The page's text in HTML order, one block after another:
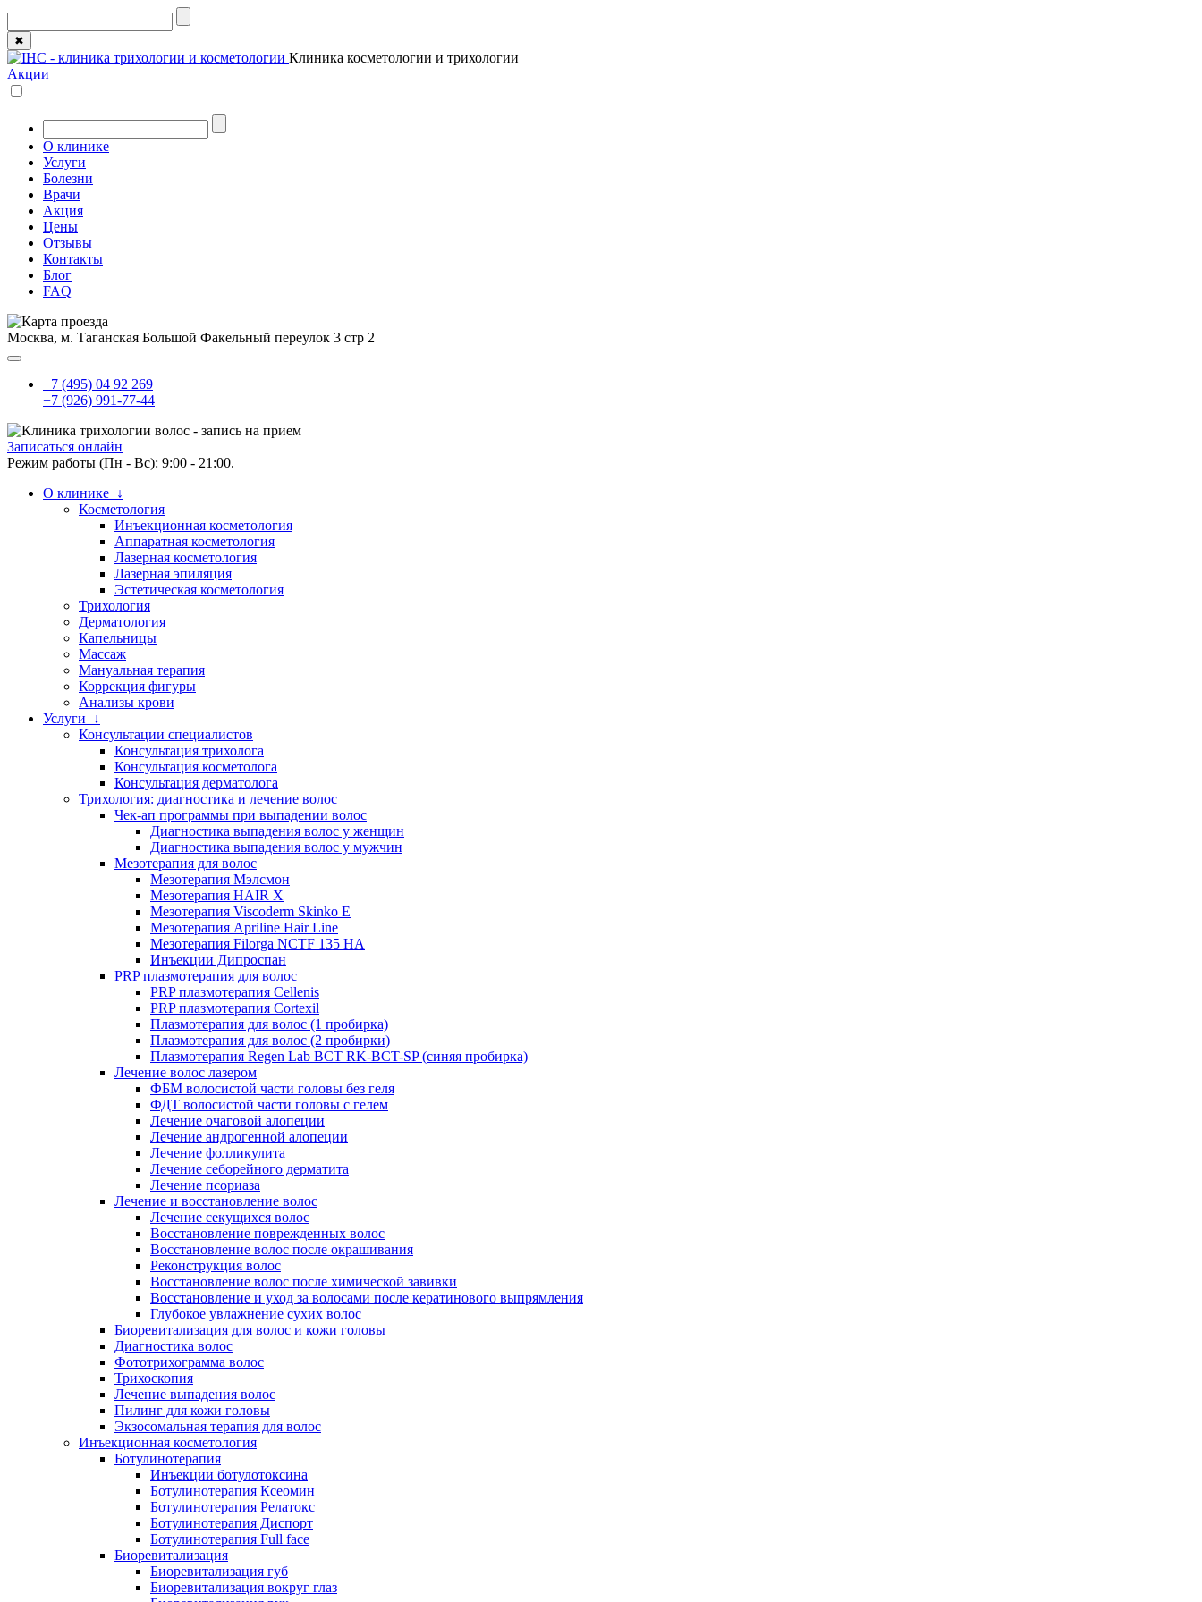
✖
Клиника косметологии и трихологии
Акции
О клинике
Услуги
Болезни
Врачи
Акция
Цены
Отзывы
Контакты
Блог
FAQ
Москва, м. Таганская Большой Факельный переулок 3 стр 2
+7 (495) 04 92 269
+7 (926) 991-77-44
Записаться онлайн
Режим работы (Пн - Вс): 9:00 - 21:00.
О клинике ↓
Косметология
Инъекционная косметология
Аппаратная косметология
Лазерная косметология
Лазерная эпиляция
Эстетическая косметология
Трихология
Дерматология
Капельницы
Массаж
Мануальная терапия
Коррекция фигуры
Анализы крови
Услуги ↓
Консультации специалистов
Консультация трихолога
Консультация косметолога
Консультация дерматолога
Трихология: диагностика и лечение волос
Чек-ап программы при выпадении волос
Диагностика выпадения волос у женщин
Диагностика выпадения волос у мужчин
Мезотерапия для волос
Мезотерапия Мэлсмон
Мезотерапия HAIR X
Мезотерапия Viscoderm Skinko E
Мезотерапия Apriline Hair Line
Мезотерапия Filorga NCTF 135 HA
Инъекции Дипроспан
PRP плазмотерапия для волос
PRP плазмотерапия Cellenis
PRP плазмотерапия Cortexil
Плазмотерапия для волос (1 пробирка)
Плазмотерапия для волос (2 пробирки)
Плазмотерапия Regen Lab BCT RK-BCT-SP (синяя пробирка)
Лечение волос лазером
ФБМ волосистой части головы без геля
ФДТ волосистой части головы с гелем
Лечение очаговой алопеции
Лечение андрогенной алопеции
Лечение фолликулита
Лечение себорейного дерматита
Лечение псориаза
Лечение и восстановление волос
Лечение секущихся волос
Восстановление поврежденных волос
Восстановление волос после окрашивания
Реконструкция волос
Восстановление волос после химической завивки
Восстановление и уход за волосами после кератинового выпрямления
Глубокое увлажнение сухих волос
Биоревитализация для волос и кожи головы
Диагностика волос
Фототрихограмма волос
Трихоскопия
Лечение выпадения волос
Пилинг для кожи головы
Экзосомальная терапия для волос
Инъекционная косметология
Ботулинотерапия
Инъекции ботулотоксина
Ботулинотерапия Ксеомин
Ботулинотерапия Релатокс
Ботулинотерапия Диспорт
Ботулинотерапия Full face
Биоревитализация
Биоревитализация губ
Биоревитализация вокруг глаз